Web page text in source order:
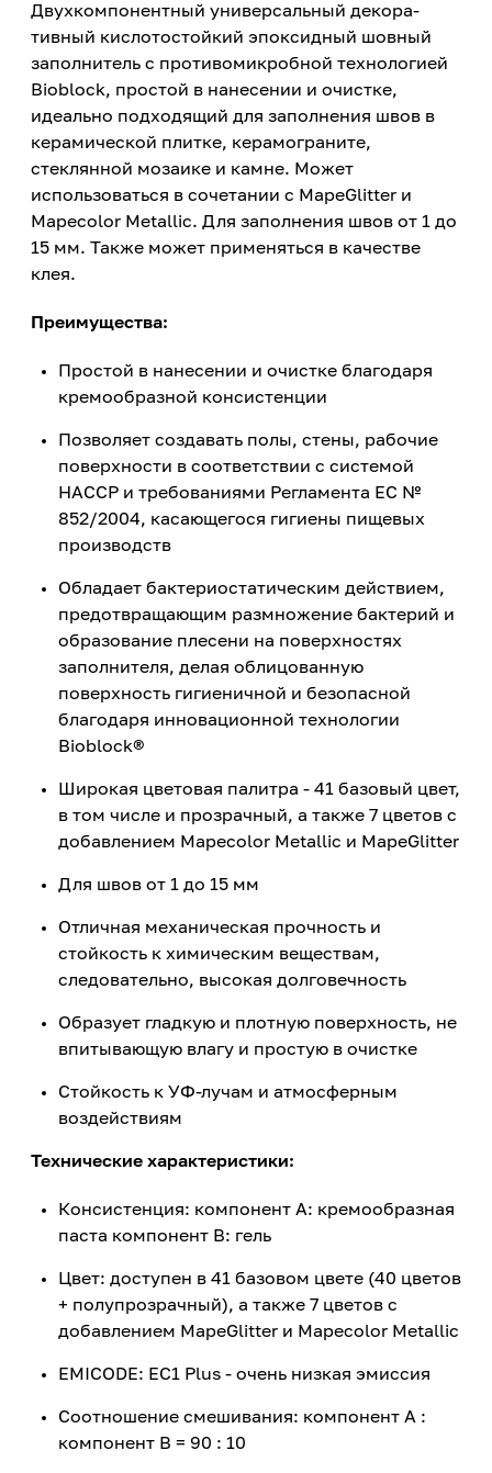
Двухкомпонентный универсальный декора­
тивный кислотостойкий эпоксидный шовный
заполнитель с противомикробной технологи­ей
Bioblock, простой в нанесении и очистке,
идеально подходящий для заполнения швов в
керамической плитке, керамограните,
стеклянной мозаике и камне. Может
использоваться в сочетании с MapeGlitter и
Mapecolor Metallic. Для заполнения швов от 1 до
15 мм. Также может применяться в качестве
клея.
Преимущества:
Простой в нанесении и очистке благодаря
кремообразной консистенции
Позволяет создавать полы, стены, рабочие
поверхности в соответствии с системой
HACCP и требованиями Регламента ЕС №
852/2004, касающегося гигиены пищевых
производств
Обладает бактериостатическим действием,
предотвращающим размножение бактерий и
образование плесени на поверхностях
заполнителя, делая облицованную
поверхность гигиеничной и безопасной
благодаря инновационной технологии
Bioblock®
Широкая цветовая палитра - 41 базовый цвет,
в том числе и прозрачный, а также 7 цветов с
добавлением Mapecolor Metallic и MapeGlitter
Для швов от 1 до 15 мм
Отличная механическая прочность и
стойкость к химическим веществам,
следовательно, высокая долговечность
Образует гладкую и плотную поверхность, не
впитывающую влагу и простую в очистке
Стойкость к УФ-лучам и атмосферным
воздействиям
Технические характеристики:
Консистенция: компонент А: кремообразная
паста компонент В: гель
Цвет: доступен в 41 базовом цвете (40 цветов
+ полупрозрачный), а также 7 цветов с
добавлением MapeGlitter и Mapecolor Metallic
EMICODE: EC1 Plus - очень низкая эмиссия
Соотношение смешивания: компонент A :
компонент B = 90 : 10